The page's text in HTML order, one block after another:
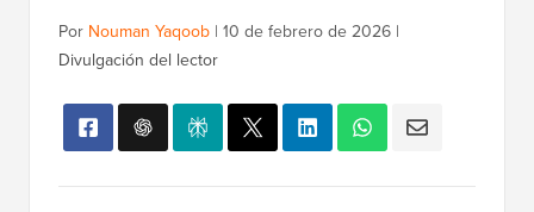
Por Nouman Yaqoob | 10 de febrero de 2026 |
Divulgación del lector